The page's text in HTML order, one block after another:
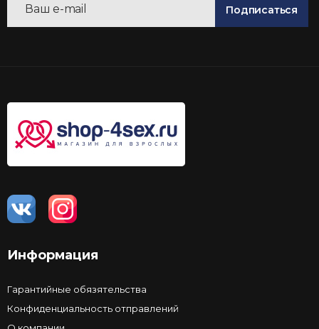
Подписаться
Информация
Гарантийные обязятельства
Конфиденциальность отправлений